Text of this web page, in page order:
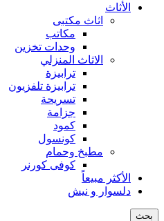
الأثاث
اثاث مكتبى
مكاتب
وحدات تخزين
الاثاث المنزلي
ترابيزة
ترابيزة تلفزيون
تسريحة
جزامة
كمود
كونسول
مطبخ وحمام
كوفى كورنر
الأكثر مبيعاً
دلسوار و نيش
بحث